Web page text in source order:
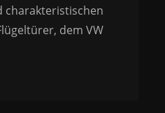
charakteristischen
dem VW